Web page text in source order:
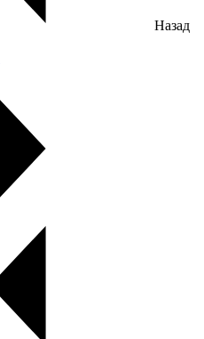
Назад